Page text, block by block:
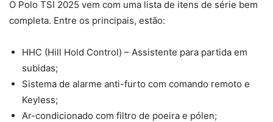
O Polo TSI 2025 vem com uma lista de itens de série bem
completa. Entre os principais, estão:
HHC (Hill Hold Control) – Assistente para partida em
subidas;
Sistema de alarme anti-furto com comando remoto e
Keyless;
Ar-condicionado com filtro de poeira e pólen;